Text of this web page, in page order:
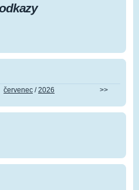
červenec /2026 >>